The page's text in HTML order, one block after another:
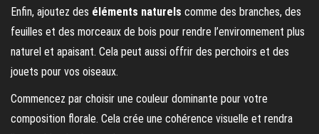
Enfin, ajoutez des éléments naturels comme des branches, des
feuilles et des morceaux de bois pour rendre l’environnement plus
naturel et apaisant. Cela peut aussi offrir des perchoirs et des
jouets pour vos oiseaux.
Commencez par choisir une couleur dominante pour votre
composition florale. Cela crée une cohérence visuelle et rendra